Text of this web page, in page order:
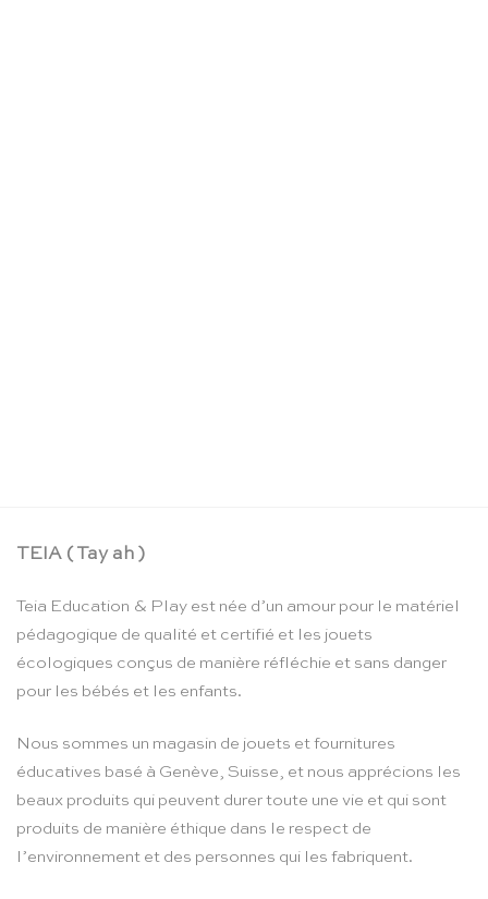
TEIA ( Tay ah )
Teia Education & Play est née d’un amour pour le matériel
pédagogique de qualité et certifié et les jouets
écologiques conçus de manière réfléchie et sans danger
pour les bébés et les enfants.
Nous sommes un magasin de jouets et fournitures
éducatives basé à Genève, Suisse, et nous apprécions les
beaux produits qui peuvent durer toute une vie et qui sont
produits de manière éthique dans le respect de
l’environnement et des personnes qui les fabriquent.